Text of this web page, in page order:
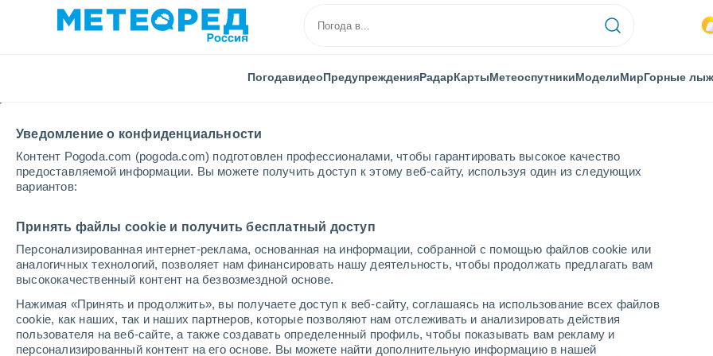
Уведомление о конфиденциальности
Контент Pogoda.com (pogoda.com) подготовлен профессионалами, чтобы гарантировать высокое качество
предоставляемой информации. Вы можете получить доступ к этому веб-сайту, используя один из следующих
вариантов:
Принять файлы cookie и получить бесплатный доступ
Персонализированная интернет-реклама, основанная на информации, собранной с помощью файлов cookie или
аналогичных технологий, позволяет нам финансировать нашу деятельность, чтобы продолжать предлагать вам
высококачественный контент на безвозмездной основе.
Нажимая «Принять и продолжить», вы получаете доступ к веб-сайту, соглашаясь на использование всех файлов
cookie, как наших, так и наших партнеров, которые позволяют нам отслеживать и анализировать действия
пользователя на веб-сайте, а также создавать определенный профиль, чтобы показывать вам рекламу и
персонализированный контент на его основе. Вы можете найти дополнительную информацию в нашей
ПогодавидеоПредупрежденияРадарКартыМетеоспутникиМоделиМирГорные
Погода в Арденнах
cегодня, 7 августа Весь день символ
+11°
Живе